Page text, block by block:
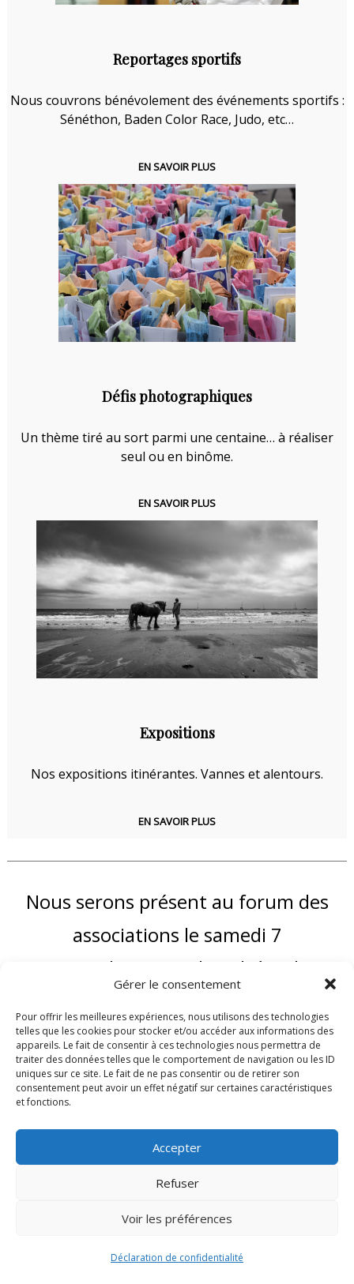
Gérer le consentement
Pour offrir les meilleures expériences, nous utilisons des technologies
telles que les cookies pour stocker et/ou accéder aux informations des
appareils. Le fait de consentir à ces technologies nous permettra de
traiter des données telles que le comportement de navigation ou les ID
uniques sur ce site. Le fait de ne pas consentir ou de retirer son
consentement peut avoir un effet négatif sur certaines caractéristiques
et fonctions.
Accepter
Refuser
Voir les préférences
Déclaration de confidentialité
Reportages sportifs
Nous couvrons bénévolement des événements sportifs :
Sénéthon, Baden Color Race, Judo, etc…
EN SAVOIR PLUS
Défis photographiques
Un thème tiré au sort parmi une centaine… à réaliser
seul ou en binôme.
EN SAVOIR PLUS
Expositions
Nos expositions itinérantes. Vannes et alentours.
EN SAVOIR PLUS
Nous serons présent au forum des
associations le samedi 7
septembre 2024 de 10h à 18h,
questions et vous invitez à nous
rejoindre.
Signify-Child ByClub Photo IUT Vannes @2024